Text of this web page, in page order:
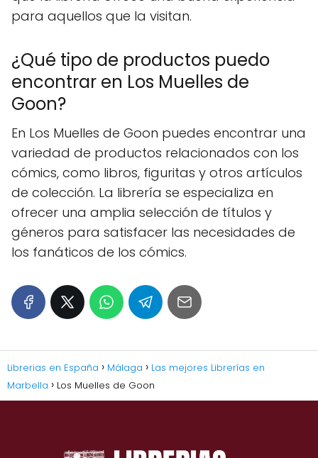
para aquellos que la visitan.
¿Qué tipo de productos puedo
encontrar en Los Muelles de
Goon?
En Los Muelles de Goon puedes encontrar una
variedad de productos relacionados con los
cómics, como libros, figuritas y otros artículos
de colección. La librería se especializa en
ofrecer una amplia selección de títulos y
géneros para satisfacer las necesidades de
los fanáticos de los cómics.
Librerias en España Málaga
Las mejores Librerías en
Marbella
Los Muelles de Goon